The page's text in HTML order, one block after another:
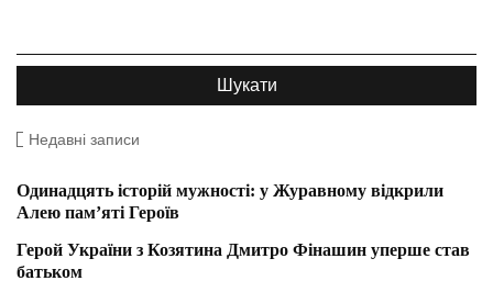
Недавні записи
Одинадцять історій мужності: у Журавному відкрили
Алею пам’яті Героїв
Герой України з Козятина Дмитро Фінашин уперше став
батьком